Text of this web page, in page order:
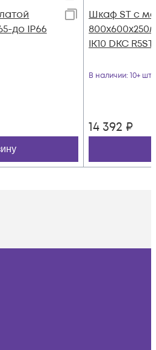
до IP66
Шкаф ST с
IK10 DKC
В наличии: 10+ шт
14 392 ₽